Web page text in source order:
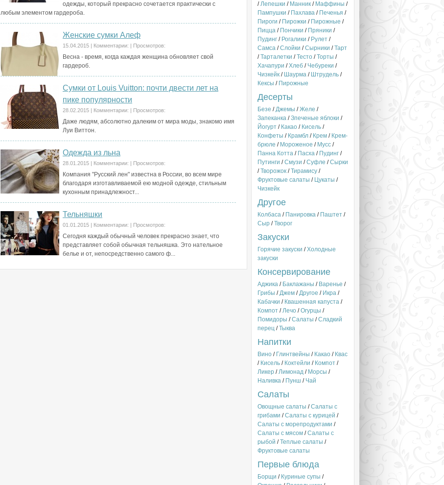
одежды, который прекрасно сочетается практически с
любым элементом гардероба.
Женские сумки Алеф
15.04.2015 | Комментарии: | Просмотров:
Весна - время, когда каждая женщина обновляет свой
гардероб.
Сумки от Louis Vuitton: почти двести лет на
пике популярности
28.02.2015 | Комментарии: | Просмотров:
Даже людям, абсолютно далеким от мира моды, знакомо имя
Луи Виттон.
Одежда из льна
28.01.2015 | Комментарии: | Просмотров:
Компания "Русский лен" известна в России, во всем мире
благодаря изготавливаемой ею модной одежде, стильным
кухонным принадлежност...
Тельняшки
01.01.2015 | Комментарии: | Просмотров:
Сегодня каждый обычный человек прекрасно знает, что
представляет собой обычная тельняшка. Это нательное
белье и от, непосредственно самого ф...
/Лепешки / Манник / Маффины /
Пампушки / Пахлава / Печенья /
Пироги / Пирожки / Пирожные /
Пицца / Пончики / Пряники /
Пудинг / Рогалики / Рулет /
Самса /Слойки /Сырники /Тарт
/Тарталетки /Тесто /Торты /
Хачапури /Хлеб / Чебуреки /
Чизкейк / Шаурма / Штрудель /
Кексы / Пирожные
Десерты
Безе /Джемы /Желе /
Запеканка /Зпеченые яблоки /
Йогурт / Какао / Кисель /
Конфеты / Крамбл / Крем / Крем-
брюле / Мороженое / Мусс /
Панна Котта / Пасха / Пудинг /
Путинги /Смузи /Суфле /Сырки
/Творожок /Тирамису /
Фруктовые салаты / Цукаты /
Чизкейк
Другое
Колбаса / Панировка / Паштет /
Сыр /Творог
Закуски
Горячие закуски /Холодные
закуски
Консервирование
Аджика / Баклажаны / Варенье /
Грибы /Джем /Другое / Икра /
Кабачки / Квашенная капуста /
Компот /Лечо /Огурцы /
Помидоры /Салаты /Сладкий
перец /Тыква
Напитки
Вино / Глинтвейны / Какао / Квас
/ Кисель / Коктейли / Компот /
Ликер /Лимонад / Морсы /
Наливка / Пунш / Чай
Салаты
Овощные салаты /Салаты с
грибами /Салаты с курицей /
Салаты с морепродуктами /
Салаты с мясом /Салаты с
рыбой /Теплые салаты /
Фруктовые салаты
Первые блюда
Борщи / Куриные супы /